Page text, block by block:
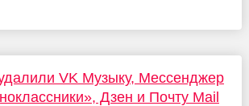
VK Музыку, Мессенджер
Дзен и Почту Mail